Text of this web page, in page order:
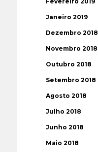
Janeiro 2019
Dezembro 2018
Novembro 2018
Outubro 2018
Setembro 2018
Agosto 2018
Julho 2018
Junho 2018
Maio 2018